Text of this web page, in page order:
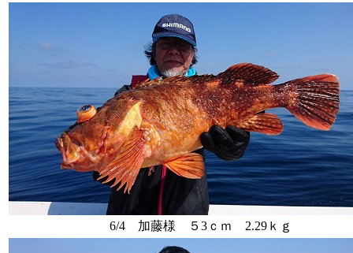
6/4 加藤様 ５3ｃｍ 2.29ｋｇ